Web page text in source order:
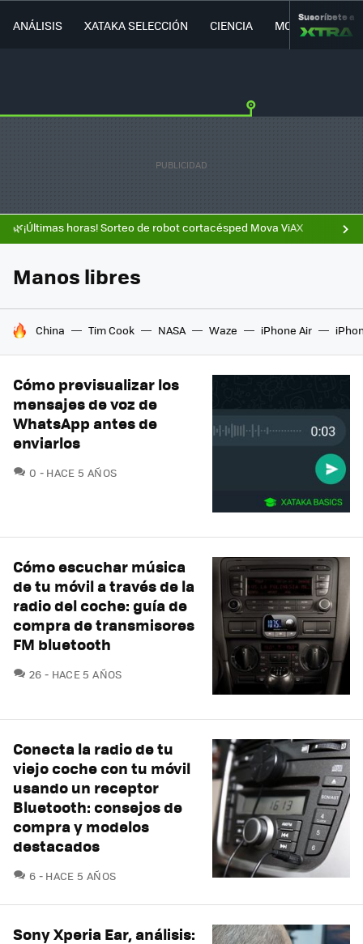
ANÁLISIS XATAKA SELECCIÓN CIENCIA MOVILIDAD
Suscríbete a
🌿¡Últimas horas! Sorteo de robot cortacésped Mova ViAX
Manos libres
HOY SE HABLA DE
China Tim Cook NASA Waze iPhone Air
Cómo previsualizar los
mensajes de voz de
WhatsApp antes de
enviarlos
0 COMENTARIOS
HACE 5 AÑOS
Cómo escuchar música
de tu móvil a través de la
radio del coche: guía de
compra de transmisores
FM bluetooth
26 COMENTARIOS
HACE 5 AÑOS
Conecta la radio de tu
viejo coche con tu móvil
usando un receptor
Bluetooth: consejos de
compra y modelos
destacados
6 COMENTARIOS
HACE 5 AÑOS
Sony Xperia Ear, análisis: